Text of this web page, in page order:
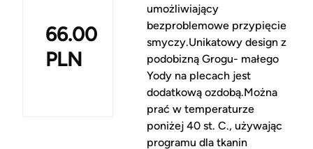
66.00
PLN
umożliwiający
bezproblemowe przypięcie
smyczy.Unikatowy design z
podobizną Grogu- małego
Yody na plecach jest
dodatkową ozdobą.Można
prać w temperaturze
poniżej 40 st. C., używając
programu dla tkanin